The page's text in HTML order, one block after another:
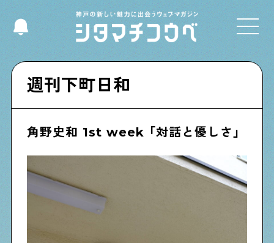
Select Language ▼
Shitamachi NUDIE
今夜、下町で
下町の飲み歩き日記です
週刊下町日和
角野史和 1st week 「対話と優しさ」